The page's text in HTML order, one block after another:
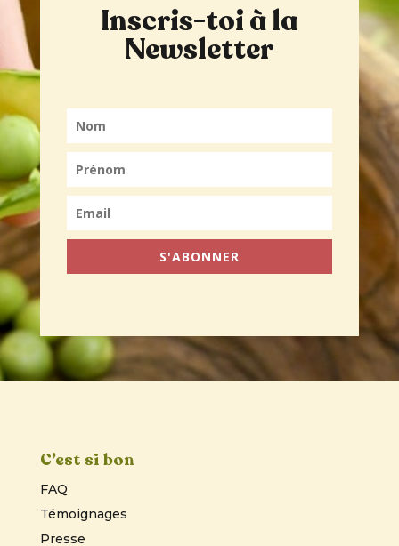
Inscris-toi à la
Newsletter
S'ABONNER
C’est si bon
FAQ
Témoignages
Presse